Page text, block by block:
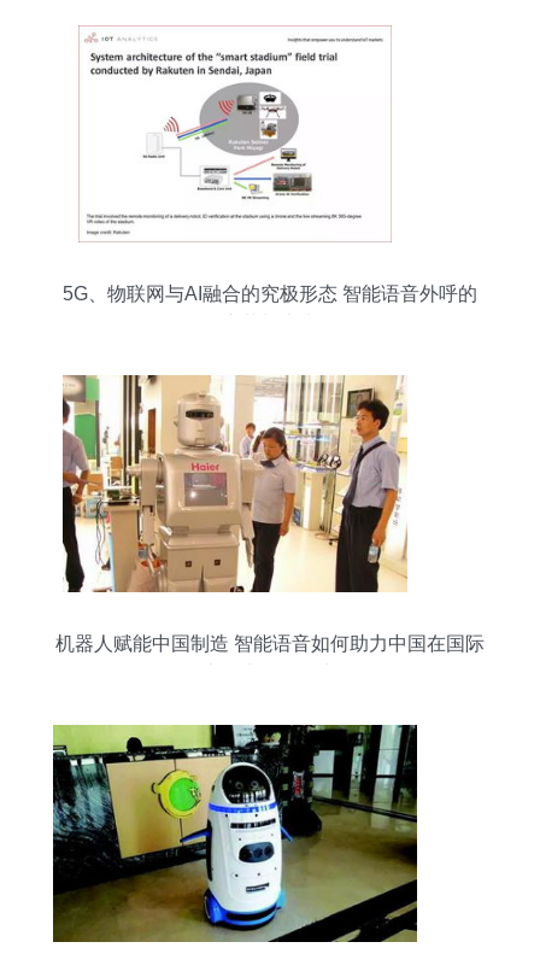
5G、物联网与AI融合的究极形态 智能语音外呼的
机器人赋能中国制造 智能语音如何助力中国在国际